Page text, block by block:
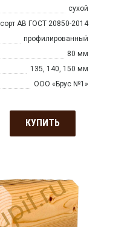
сухой
сорт АВ ГОСТ 20850-2014
профилированный
80 мм
135, 140, 150 мм
ООО «Брус №1»
КУПИТЬ